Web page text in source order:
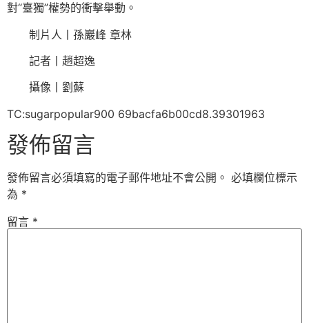
對“臺獨”權勢的衝擊舉動。
制片人丨孫巖峰 章林
記者丨趙超逸
攝像丨劉蘇
TC:sugarpopular900 69bacfa6b00cd8.39301963
發佈留言
發佈留言必須填寫的電子郵件地址不會公開。 必填欄位標示
為 *
留言 *